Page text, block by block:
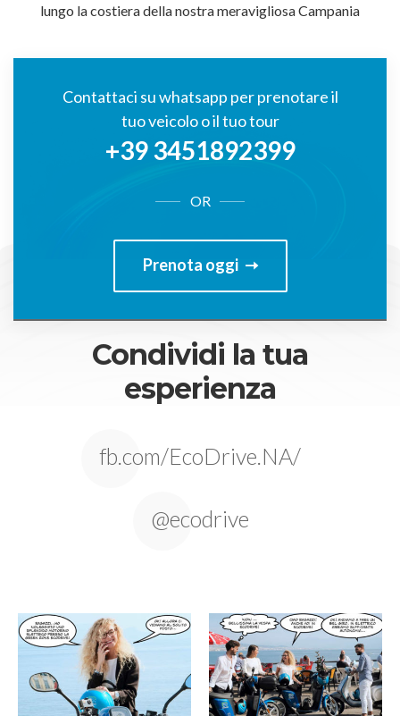
lungo la costiera della nostra meravigliosa Campania
Contattaci su whatsapp per prenotare il
tuo veicolo o il tuo tour
+39 3451892399
OR
Prenota oggi
Condividi la tua
esperienza
fb.com/EcoDrive.NA/
@ecodrive